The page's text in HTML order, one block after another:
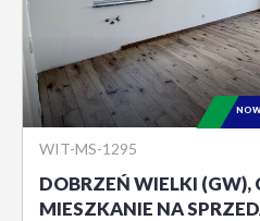
WIT-MS-1295
DOBRZEŃ WIELKI (GW),
MIESZKANIE NA